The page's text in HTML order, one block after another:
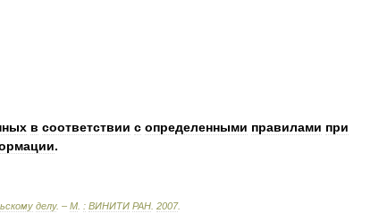
в соответствии с определенными правилами при
.
делу. – М : ВИНИТИ РАН 2007.